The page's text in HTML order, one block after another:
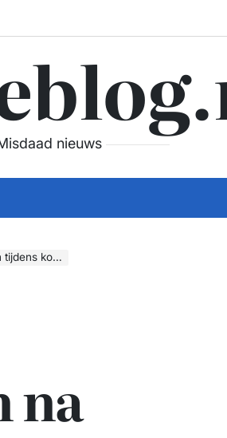
nieuws
autoritje
na